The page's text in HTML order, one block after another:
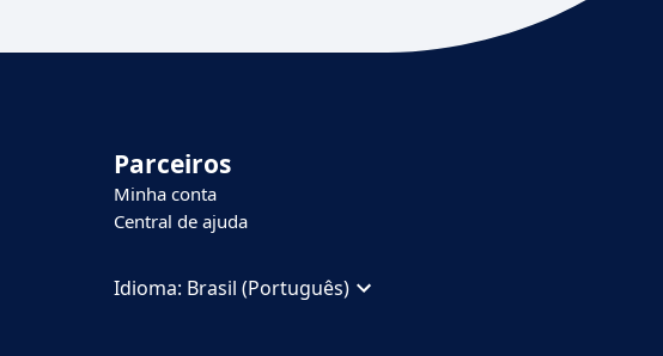
Parceiros
Minha conta
Central de ajuda
Idioma: Brasil (Português)